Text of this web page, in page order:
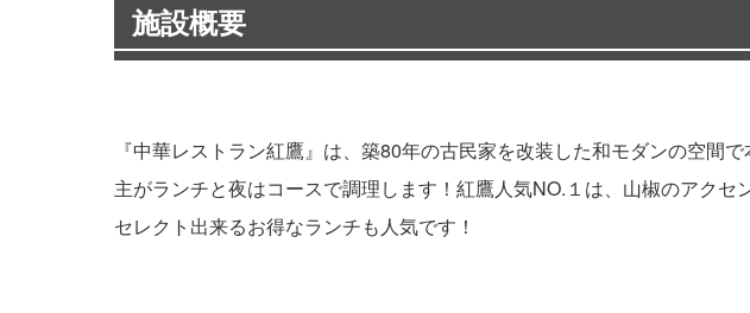
施設概要
『中華レストラン紅鷹』は、築80年の古民家を改装した和モダンの空
主がランチと夜はコースで調理します！紅鷹人気NO.１は、山椒のアク
セレクト出来るお得なランチも人気です！